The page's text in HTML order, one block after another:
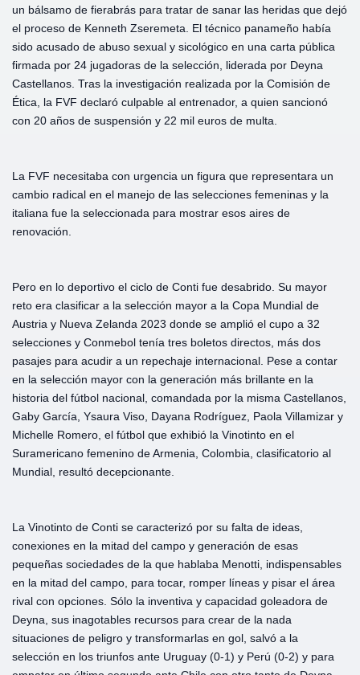
un bálsamo de fierabrás para tratar de sanar las heridas que dejó
el proceso de Kenneth Zseremeta. El técnico panameño había
sido acusado de abuso sexual y sicológico en una carta pública
firmada por 24 jugadoras de la selección, liderada por Deyna
Castellanos. Tras la investigación realizada por la Comisión de
Ética, la FVF declaró culpable al entrenador, a quien sancionó
con 20 años de suspensión y 22 mil euros de multa.
La FVF necesitaba con urgencia un figura que representara un
cambio radical en el manejo de las selecciones femeninas y la
italiana fue la seleccionada para mostrar esos aires de
renovación.
Pero en lo deportivo el ciclo de Conti fue desabrido. Su mayor
reto era clasificar a la selección mayor a la Copa Mundial de
Austria y Nueva Zelanda 2023 donde se amplió el cupo a 32
selecciones y Conmebol tenía tres boletos directos, más dos
pasajes para acudir a un repechaje internacional. Pese a contar
en la selección mayor con la generación más brillante en la
historia del fútbol nacional, comandada por la misma Castellanos,
Gaby García, Ysaura Viso, Dayana Rodríguez, Paola Villamizar y
Michelle Romero, el fútbol que exhibió la Vinotinto en el
Suramericano femenino de Armenia, Colombia, clasificatorio al
Mundial, resultó decepcionante.
La Vinotinto de Conti se caracterizó por su falta de ideas,
conexiones en la mitad del campo y generación de esas
pequeñas sociedades de la que hablaba Menotti, indispensables
en la mitad del campo, para tocar, romper líneas y pisar el área
rival con opciones. Sólo la inventiva y capacidad goleadora de
Deyna, sus inagotables recursos para crear de la nada
situaciones de peligro y transformarlas en gol, salvó a la
selección en los triunfos ante Uruguay (0-1) y Perú (0-2) y para